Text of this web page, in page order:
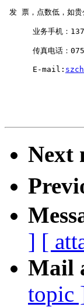
发 票，点数低，如贵
业务手机：
传真电话：
      E-mail:
Next
] [
Mail
topic